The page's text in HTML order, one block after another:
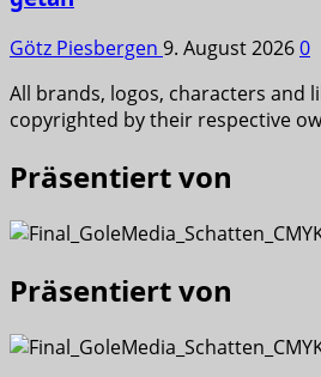
Götz Piesbergen 9. August 20260
All brands, logos, characters and
copyrighted by their respective
Präsentiert von
Präsentiert von